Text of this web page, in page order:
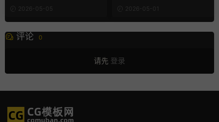
2026-05-05 2026-05-01
评论 0
请先 登录